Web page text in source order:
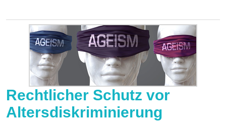
Rechtlicher Schutz vor
Altersdiskriminierung